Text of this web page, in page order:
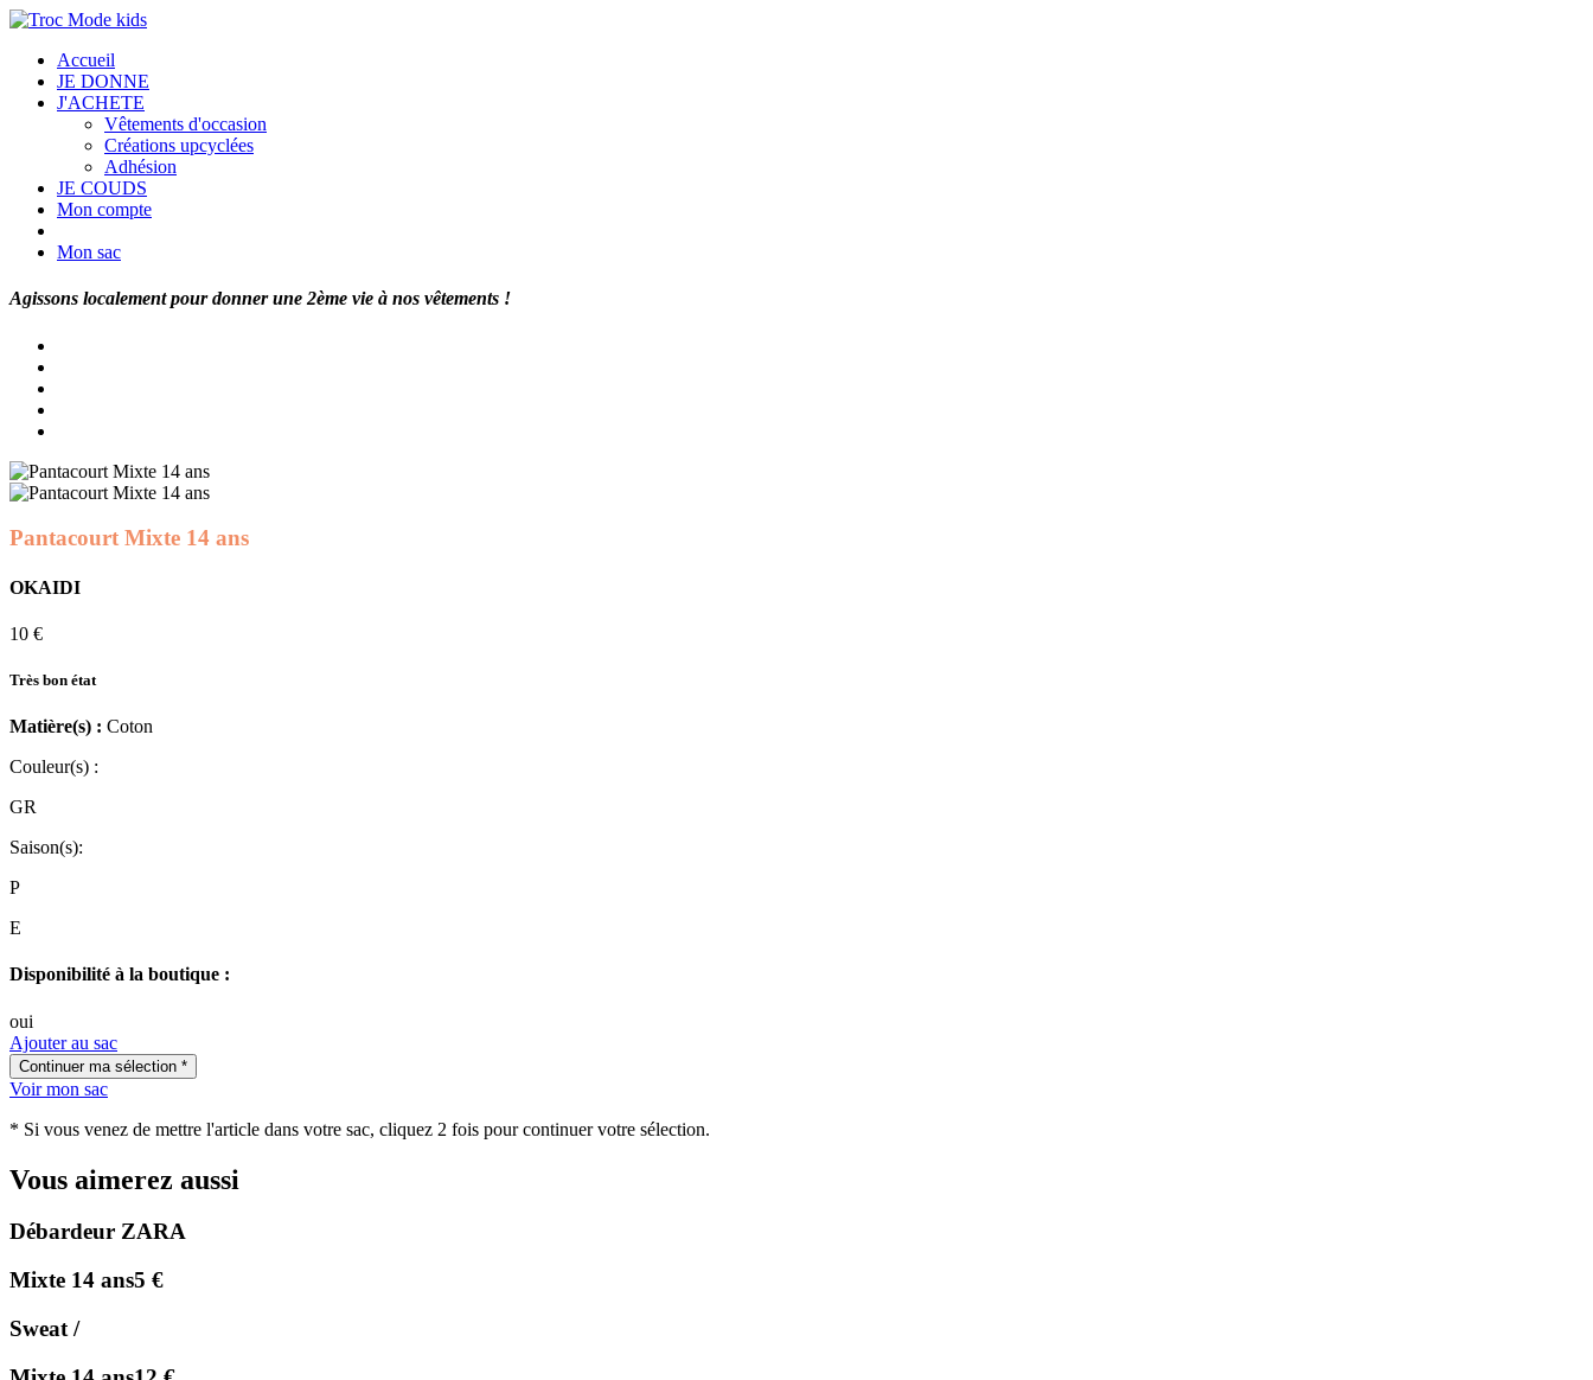
Accueil
JE DONNE
J'ACHETE
Vêtements d'occasion
Créations upcyclées
Adhésion
JE COUDS
Mon compte
Mon sac
Agissons localement pour donner une 2ème vie à nos vêtements !
Pantacourt Mixte 14 ans
OKAIDI
10 €
Très bon état
Matière(s) : Coton
Couleur(s) :
GR
Saison(s):
P
E
Disponibilité à la boutique :
oui
Ajouter au sac
Voir mon sac
* Si vous venez de mettre l'article dans votre sac, cliquez 2 fois pour continuer votre sélection.
Vous aimerez aussi
Débardeur ZARA
Mixte 14 ans5 €
Sweat /